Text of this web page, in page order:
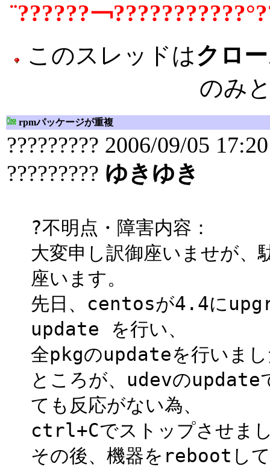
¨??????￢
このスレッドはクロ
のみ
rpmパッケージが重複
????????? 2006/09/05 17:20
????????? ゆきゆき
?不明点・障害内容：
大変申し訳御座いませが、
座います。
先日、centosが4.4に
update を行い、
全pkgのupdateを行いま
ところが、udevのupdate
ても反応がない為、
ctrl+Cでストップさせま
その後、機器をrebootし